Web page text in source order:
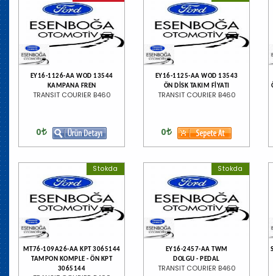
EY16-1126-AA WOD 13544
KAMPANA FREN
TRANSIT COURIER B460
0
EY16-1125-AA WOD 13543
ÖN DİSK TAKIM FİYATI
TRANSIT COURIER B460
0
Stokda
MT76-109A26-AA KPT 3065144
TAMPON KOMPLE - ÖN KPT
3065144
Stokda
EY16-2457-AA TWM
DOLGU - PEDAL
TRANSIT COURIER B460